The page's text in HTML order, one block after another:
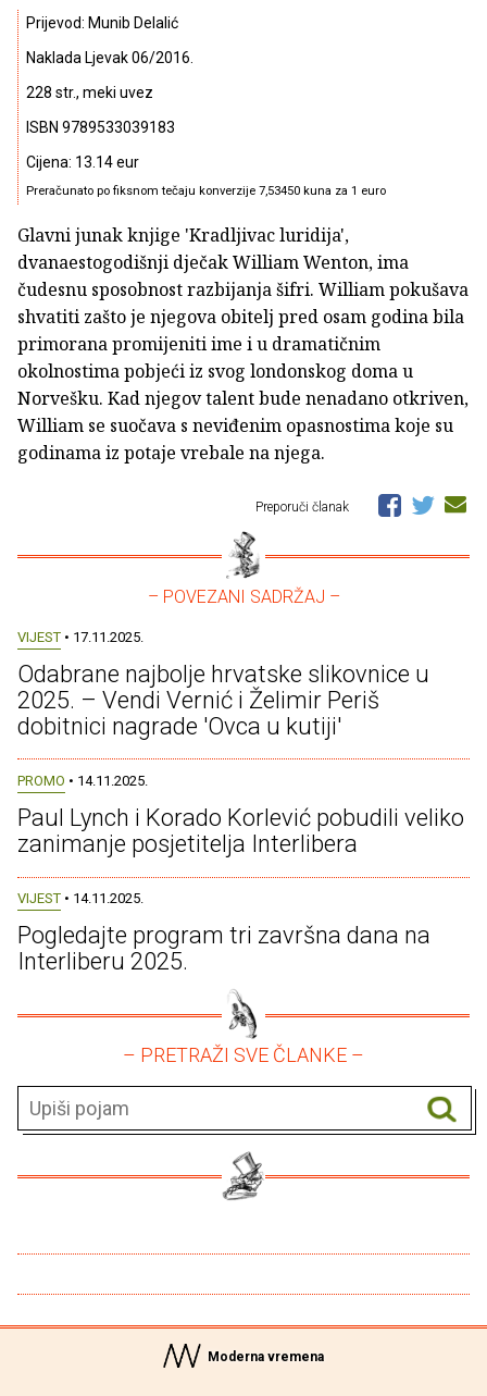
Prijevod: Munib Delalić
Naklada Ljevak 06/2016.
228 str., meki uvez
ISBN 9789533039183
Cijena: 13.14 eur
Preračunato po fiksnom tečaju konverzije 7,53450 kuna za 1 euro
Glavni junak knjige 'Kradljivac luridija',
dvanaestogodišnji dječak William Wenton, ima
čudesnu sposobnost razbijanja šifri. William pokušava
shvatiti zašto je njegova obitelj pred osam godina bila
primorana promijeniti ime i u dramatičnim
okolnostima pobjeći iz svog londonskog doma u
Norvešku. Kad njegov talent bude nenadano otkriven,
William se suočava s neviđenim opasnostima koje su
godinama iz potaje vrebale na njega.
Preporuči članak
– POVEZANI SADRŽAJ –
VIJEST • 17.11.2025.
Odabrane najbolje hrvatske slikovnice u
2025. – Vendi Vernić i Želimir Periš
dobitnici nagrade 'Ovca u kutiji'
PROMO • 14.11.2025.
Paul Lynch i Korado Korlević pobudili veliko
zanimanje posjetitelja Interlibera
VIJEST • 14.11.2025.
Pogledajte program tri završna dana na
Interliberu 2025.
– PRETRAŽI SVE ČLANKE –
Moderna vremena